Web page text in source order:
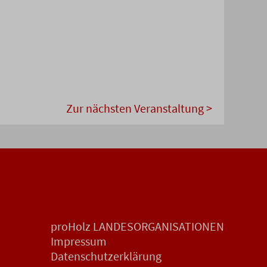
Zur nächsten Veranstaltung >
proHolz LANDESORGANISATIONEN
Impressum
Datenschutzerklärung